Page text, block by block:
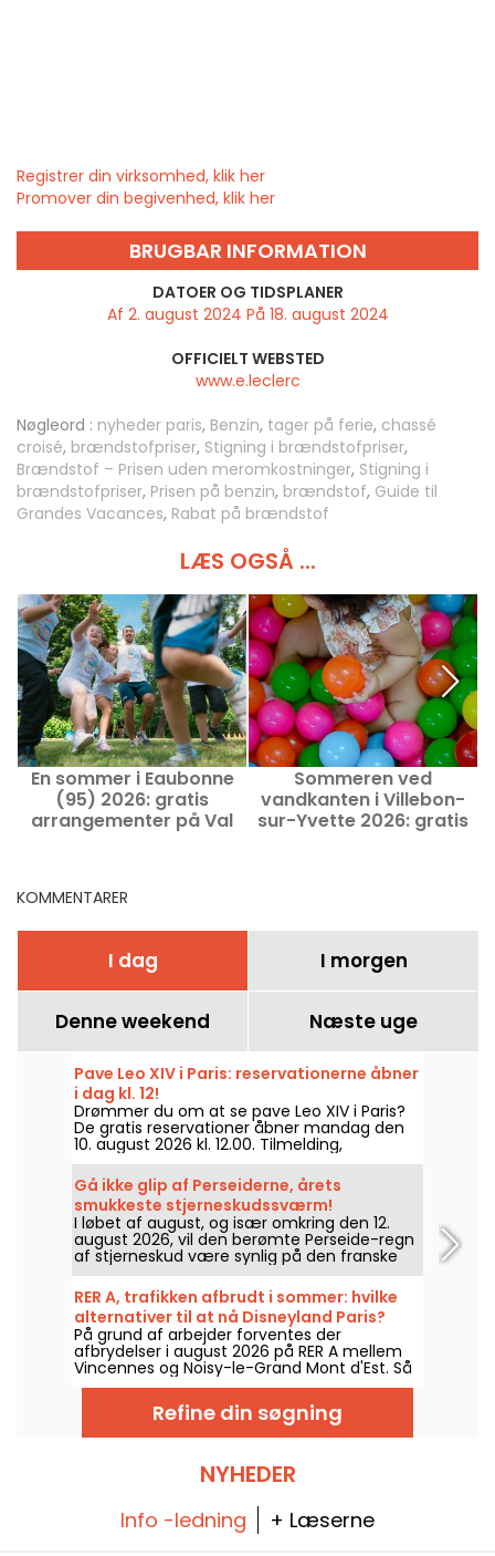
Registrer din virksomhed, klik her
Promover din begivenhed, klik her
BRUGBAR INFORMATION
DATOER OG TIDSPLANER
Af 2. august 2024 På 18. august 2024
OFFICIELT WEBSTED
www.e.leclerc
Nøgleord : nyheder paris, Benzin, tager på ferie, chassé
croisé, brændstofpriser, Stigning i brændstofpriser,
Brændstof – Prisen uden meromkostninger, Stigning i
brændstofpriser, Prisen på benzin, brændstof, Guide til
Grandes Vacances, Rabat på brændstof
LÆS OGSÅ ...
En sommer i Eaubonne
(95) 2026: gratis
arrangementer på Val
Sommeren ved
vandkanten i Villebon-
sur-Yvette 2026: gratis
KOMMENTARER
I dag I morgen
Denne weekend Næste uge
Pave Leo XIV i Paris: reservationerne åbner
i dag kl. 12!
Drømmer du om at se pave Leo XIV i Paris?
De gratis reservationer åbner mandag den
10. august 2026 kl. 12.00. Tilmelding,
bekræftelse, begivenheder uden billet: vi
giver status inden startskuddet.
Gå ikke glip af Perseiderne, årets
smukkeste stjerneskudssværm!
I løbet af august, og især omkring den 12.
august 2026, vil den berømte Perseide-regn
af stjerneskud være synlig på den franske
himmel, som den er hvert år. Så kig op på
himlen og beundr showet!
RER A, trafikken afbrudt i sommer: hvilke
alternativer til at nå Disneyland Paris?
På grund af arbejder forventes der
afbrydelser i august 2026 på RER A mellem
Vincennes og Noisy-le-Grand Mont d'Est. Så
hvilke alternativer er der for at nå Disneyland
Paris med offentlig transport? Vi svarer.
Refine din søgning
NYHEDER
Info -ledning + Læserne